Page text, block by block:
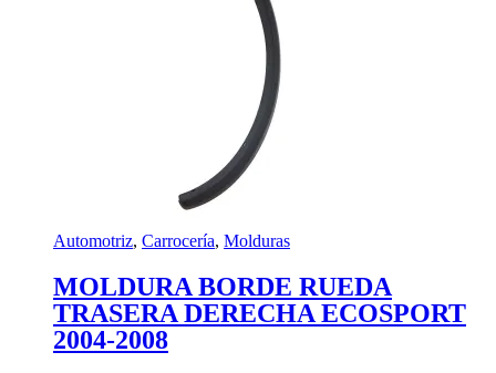
Automotriz, Carrocería, Molduras
MOLDURA BORDE RUEDA
TRASERA DERECHA ECOSPORT
2004-2008